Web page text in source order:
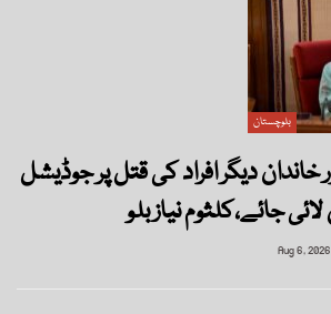
بلوچستان
دیگر افراد کی قتل پر جوڈیشل
جائے،کلثوم نیاز بلو
Aug 6, 2026